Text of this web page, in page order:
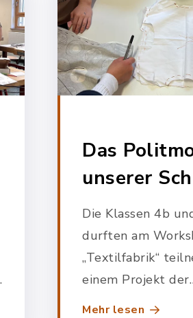
Das
unserer
Die Klassen 4b
durften am
„Textilfabrik“
einem Projekt der
Bayerischen
Mehr lesen